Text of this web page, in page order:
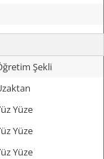
Şekli
Yüze
Yüze
Yüze